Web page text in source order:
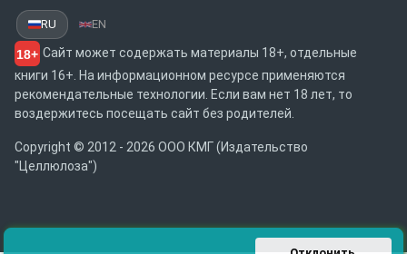
RU EN
18+ Сайт может содержать материалы 18+, отдельные
книги 16+. На информационном ресурсе применяются
рекомендательные технологии. Если вам нет 18 лет, то
воздержитесь посещать сайт без родителей.
Copyright © 2012 - 2026 ООО КМГ (Издательство
"Целлюлоза")